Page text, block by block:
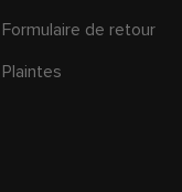
Formulaire de retour
Plaintes